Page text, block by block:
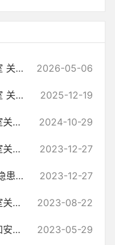
潜江市总口管理区党政办公室 关于开展全区2026年第二季度安全生产 综合... 2026-05-06
潜江市总口管理区党政办公室 关于开展全区2025年第三季度安全生产综合检... 2025-12-19
潜江市总口管理区党政办公室关于开展全区2024年第一季度安全生产综合检... 2024-10-29
潜江市总口管理区党政办公室关于开展全区2023年第四季度安全生产综合检... 2023-12-27
靠前监督 督促做好冬季火灾隐患排查工作 2023-12-27
潜江市总口管理区党政办公室关于开展全区2023年第三季度安全生产综合检... 2023-08-22
总口管理区安全生产委员会和安全生产专业 领导小组组成人员名单及工作职责 2023-05-29